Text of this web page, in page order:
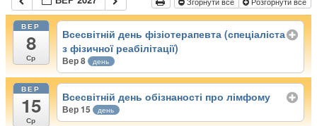
ВЕР
8
Ср
Всесвітній день фізіотерапевта (спеціаліста
з фізичної реабілітації)
Вер 8 день
ВЕР
15
Ср
Всесвітній день обізнаності про лімфому
Вер 15 день